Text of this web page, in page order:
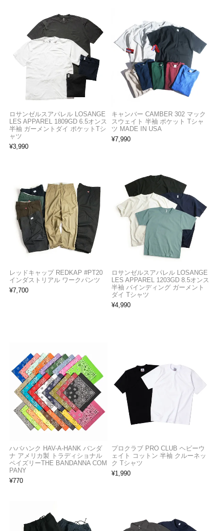
ロサンゼルスアパレル LOSANGE
LES APPAREL 1809GD 6.5オンス
半袖 ガーメントダイ ポケットTシ
ャツ
¥3,990
キャンバー CAMBER 302 マック
スウェイト 半袖 ポケット Tシャ
ツ MADE IN USA
¥7,990
レッドキャップ REDKAP #PT20
インダストリアル ワークパンツ
¥7,700
ロサンゼルスアパレル LOSANGE
LES APPAREL 1203GD 8.5オンス
半袖 バインディング ガーメント
ダイ Tシャツ
¥4,990
ハバハンク HAV-A-HANK バンダ
ナ アメリカ製 トラディショナル
ペイズリーTHE BANDANNA COM
PANY
¥770
プロクラブ PRO CLUB ヘビーウ
ェイト コットン 半袖 クルーネッ
ク Tシャツ
¥1,990